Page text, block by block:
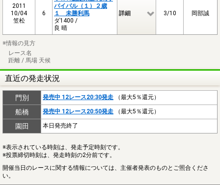
2011
10/04
笠松
6
バイバル（１）２歳
１ 未勝利馬
ダ1400 /
良 晴
詳細 3/10 岡部誠
※情報の見方
レース名
距離 / 馬場 天候
直近の発走状況
門別 発売中 12レース20:30発走 （最大5％還元）
船橋 発売中 12レース20:50発走 （最大5％還元）
園田 本日発売終了
※表示されている時刻は、発走予定時刻です。
※投票締切時刻は、発走時刻の2分前です。
開催当日のレースに関する情報については、主催者発表のものとご照合くださ
い。